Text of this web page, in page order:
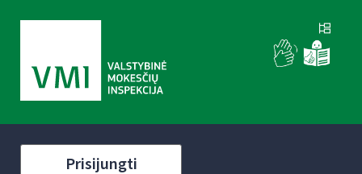
Prisijungti